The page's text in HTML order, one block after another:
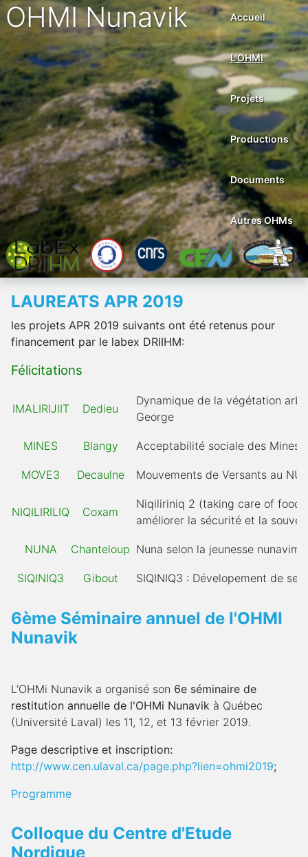
OHMI Nunavik Accueil
L'OHMI
Projets
Productions
Documents
Autres OHMs
LAUREATS APR 2019
les projets APR 2019 suivants ont été retenus pour
financement par le labex DRIIHM:
Félicitations
IMALIRIJIIT Dedieu
Dynamique de la végétation
George
MINES Blangy Acceptabilité sociale des Mines.
MOVE3 Decaulne Mouvements de Versants au
NIQILIRILIQ Coxam
Niqiliriniq 2 (taking care of food)
améliorer la sécurité et la
NUNA Chanteloup Nuna selon la jeunesse
SIQINIQ3 Gibout SIQINIQ3 : Dévelopement de
6ème Séminaire annuel de l'OHMI
Nunavik
L'OHMi Nunavik a organisé son 6e séminaire de
restitution annuelle de l'OHMi Nunavik à Québec
(Université Laval) les 11, 12, et 13 février 2019.
Page descriptive et inscription:
http://www.cen.ulaval.ca/page.php?lien=ohmi2019;
Programme
Colloque du Centre d'Etude
Nordique